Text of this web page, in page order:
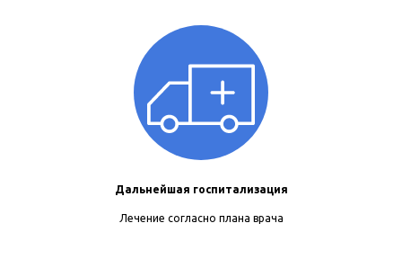
Дальнейшая госпитализация
Лечение согласно плана врача